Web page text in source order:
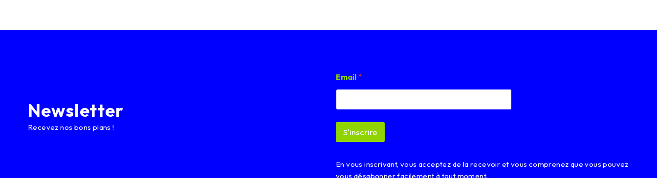
Newsletter
Recevez nos bons plans !
m
a
l
m
i
*
Email *
S'inscrire
En vous inscrivant, vous acceptez de la recevoir et vous comprenez que vous pouvez
vous désabonner facilement à tout moment.